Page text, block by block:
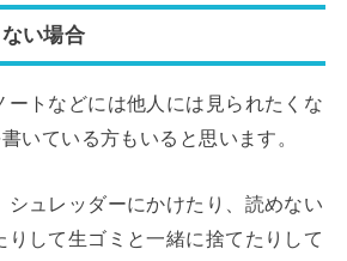
い場合
ートなどには他人には見られたくな
いている方もいると思います。
シュレッダーにかけたり、読めない
りして生ゴミと一緒に捨てたりして